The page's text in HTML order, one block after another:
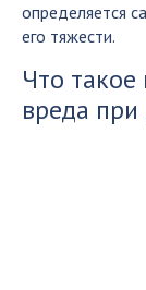
определяется
его тяжести.
Что
вреда